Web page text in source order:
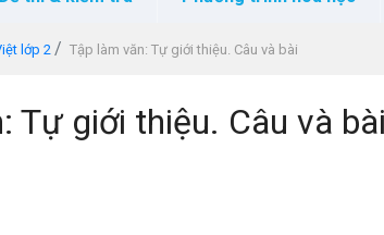
lớp 2 Tập làm văn: Tự giới thiệu. Câu và bài
Tự giới thiệu. Câu và